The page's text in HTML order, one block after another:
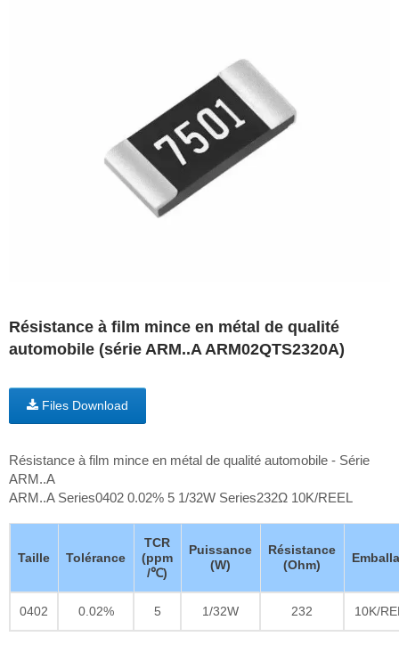
Résistance à film mince en métal de qualité
automobile (série ARM..A ARM02QTS2320A)
Files Download
Résistance à film mince en métal de qualité automobile - Série
ARM..A
ARM..A Series0402 0.02% 5 1/32W Series232Ω 10K/REEL
Taille Tolérance
TCR
(ppm
/℃)
Puissance
(W)
Résistance
(Ohm)
0402 0.02% 5 1/32W 232 10K/